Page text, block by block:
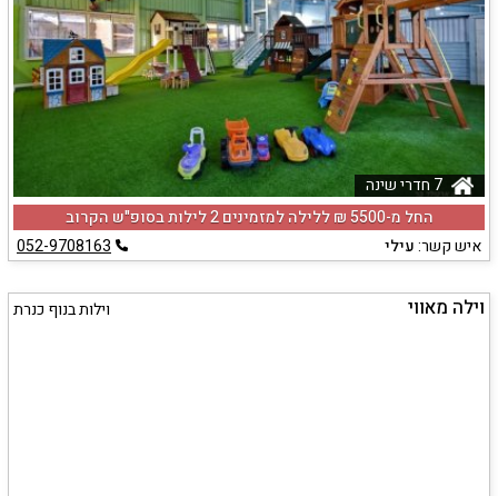
החל מ-‏5500 ₪ ללילה למזמינים 2 לילות בסופ"ש הקרוב
איש קשר:עילי 052-9708163
וילה מאווי וילות בנוף כנרת